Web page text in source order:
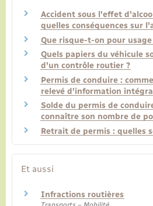
Accident sous l'effet
quelles conséquences sur
Que risque-t-on pour
Quels papiers du véhicule
d'un contrôle routier ?
Permis de conduire :
relevé d'information
Solde du permis de
connaître son nombre de
Retrait de permis : quelles
Et aussi
Infractions routières